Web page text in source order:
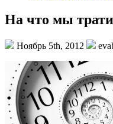
На что мы
Ноябрь 5th, 2012